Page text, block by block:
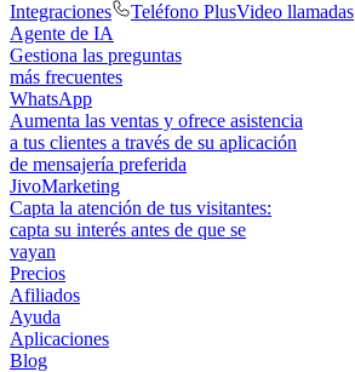
Integraciones
Teléfono PlusVideo llamadas
Agente de IA
Gestiona las preguntas
más frecuentes
WhatsApp
Aumenta las ventas y ofrece asistencia
a tus clientes a través de su aplicación
de mensajería preferida
JivoMarketing
Capta la atención de tus visitantes:
capta su interés antes de que se
vayan
Precios
Afiliados
Ayuda
Aplicaciones
Blog